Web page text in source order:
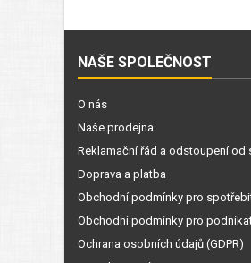
NAŠE SPOLEČNOST
O nás
Naše prodejna
Reklamační řád a odstoupení od
Doprava a platba
Obchodní podmínky pro
Obchodní podmínky pro
Ochrana osobních údajů (GDPR)